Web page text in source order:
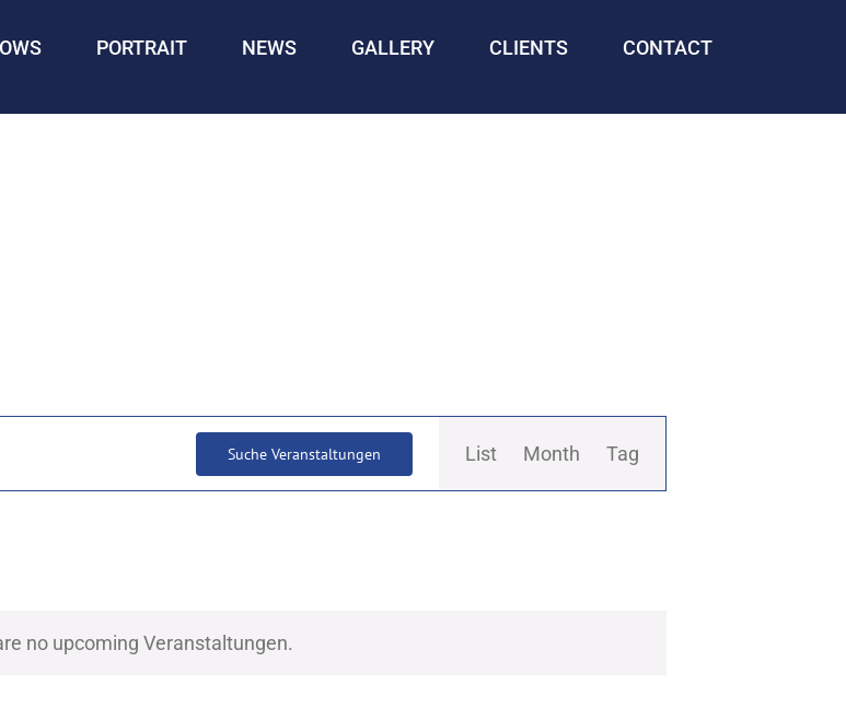
PORTRAIT NEWS GALLERY CLIENTS CONTACT
no upcoming Veranstaltungen.
Suche Veranstaltungen
Ansichten-
List Month Tag